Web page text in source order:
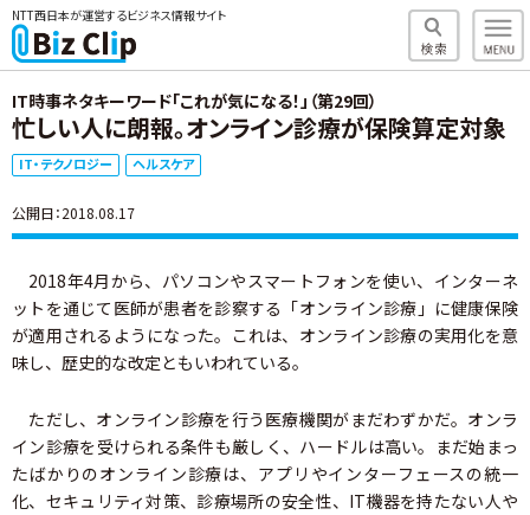
NTT西日本が運営するビジネス情報サイト
IT時事ネタキーワード「これが気になる！」（第29回）
忙しい人に朗報。オンライン診療が保険算定対象
IT・テクノロジー ヘルスケア
公開日：2018.08.17
2018年4月から、パソコンやスマートフォンを使い、インターネ
ットを通じて医師が患者を診察する「オンライン診療」に健康保険
が適用されるようになった。これは、オンライン診療の実用化を意
味し、歴史的な改定ともいわれている。
ただし、オンライン診療を行う医療機関がまだわずかだ。オンラ
イン診療を受けられる条件も厳しく、ハードルは高い。まだ始まっ
たばかりのオンライン診療は、アプリやインターフェースの統一
化、セキュリティ対策、診療場所の安全性、IT機器を持たない人や